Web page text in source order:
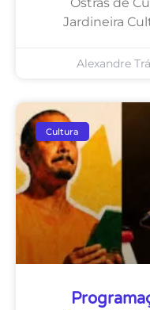
Jardineira
Alexandre
Cultura